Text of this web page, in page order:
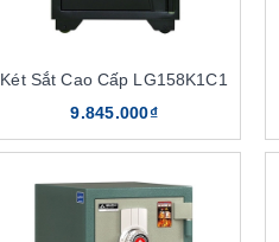
Két Sắt Cao Cấp LG158K1C1
9.845.000₫